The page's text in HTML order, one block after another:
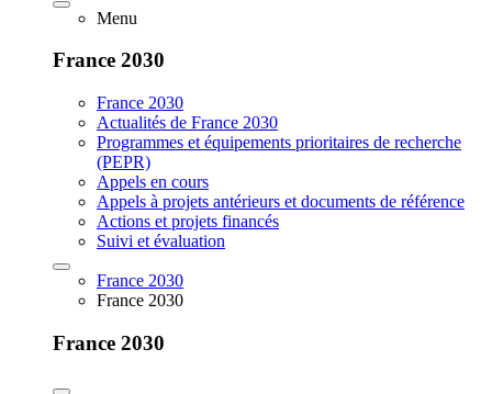
Menu
France 2030
France 2030
Actualités de France 2030
Programmes et équipements prioritaires de recherche
(PEPR)
Appels en cours
Appels à projets antérieurs et documents de référence
Actions et projets financés
Suivi et évaluation
France 2030
France 2030
France 2030